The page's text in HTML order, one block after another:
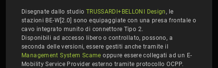
Disegnate dallo studio TRUSSARDI+BELLONI Design, le
stazioni BE-W[2.0] sono equipaggiate con una presa frontale o
cavo integrato munito di connettore Tipo 2.
​​​​​​​Disponibili ad accesso libero o controllato, possono, a
seconda delle versioni, essere gestiti anche tramite il
Management System Scame oppure essere collegati ad un E-
Mobility Service Provider esterno tramite protocollo OCPP.